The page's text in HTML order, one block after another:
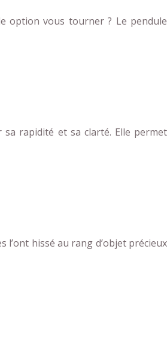
option vous tourner ? Le pendule
rapidité et sa clarté. Elle permet
hissé au rang d’objet précieux